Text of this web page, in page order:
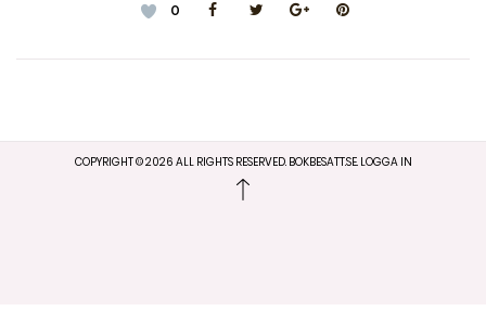
0
COPYRIGHT ©2026 ALL RIGHTS RESERVED. BOKBESATT.SE. LOGGA IN